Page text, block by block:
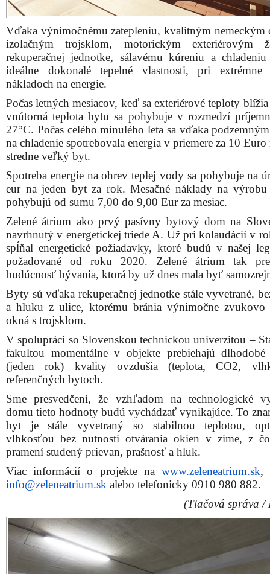
Zelené átrium ako prvý pasívny bytový dom na
navrhnutý v energetickej triede A. Už pri kolaudácií v
spĺňal energetické požiadavky, ktoré budú v našej
požadované od roku 2020. Zelené átrium tak
budúcnosť bývania, ktorá by už dnes mala byť
Byty sú vďaka rekuperačnej jednotke stále vyvetrané,
a hluku z ulice, ktorému bránia výnimočne zvukovo
okná s trojsklom.
V spolupráci so Slovenskou technickou univerzitou –
fakultou momentálne v objekte prebiehajú dlhodobé
(jeden rok) kvality ovzdušia (teplota, CO2,
referenčných bytoch.
Sme presvedčení, že vzhľadom na technologické
domu tieto hodnoty budú vychádzať vynikajúce. To
byt je stále vyvetraný so stabilnou teplotou,
vlhkosťou bez nutnosti otvárania okien v zime, z
pramení studený prievan, prašnosť a hluk.
Viac informácií o projekte nawww.zeleneatrium.sk,
info@zeleneatrium.skalebo telefonicky 0910 980
(Tlačová správa /